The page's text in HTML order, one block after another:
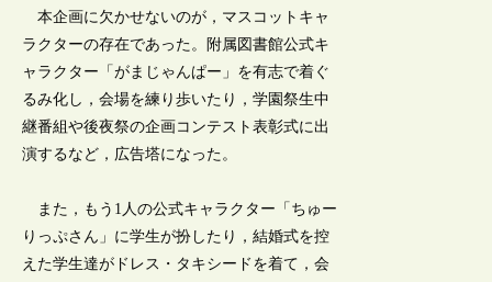
本企画に欠かせないのが，マスコットキャ
ラクターの存在であった。附属図書館公式キ
ャラクター「がまじゃんぱー」を有志で着ぐ
るみ化し，会場を練り歩いたり，学園祭生中
継番組や後夜祭の企画コンテスト表彰式に出
演するなど，広告塔になった。
また，もう1人の公式キャラクター「ちゅー
りっぷさん」に学生が扮したり，結婚式を控
えた学生達がドレス・タキシードを着て，会